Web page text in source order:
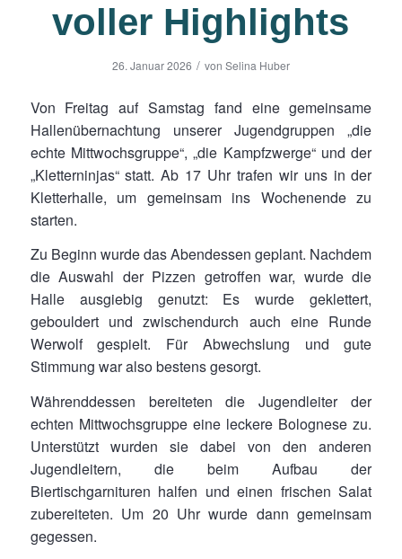
voller Highlights
26. Januar 2026 / von Selina Huber
Von Freitag auf Samstag fand eine gemeinsame
Hallenübernachtung unserer Jugendgruppen „die
echte Mittwochsgruppe“, „die Kampfzwerge“ und der
„Kletterninjas“ statt. Ab 17 Uhr trafen wir uns in der
Kletterhalle, um gemeinsam ins Wochenende zu
starten.
Zu Beginn wurde das Abendessen geplant. Nachdem
die Auswahl der Pizzen getroffen war, wurde die
Halle ausgiebig genutzt: Es wurde geklettert,
gebouldert und zwischendurch auch eine Runde
Werwolf gespielt. Für Abwechslung und gute
Stimmung war also bestens gesorgt.
Währenddessen bereiteten die Jugendleiter der
echten Mittwochsgruppe eine leckere Bolognese zu.
Unterstützt wurden sie dabei von den anderen
Jugendleitern, die beim Aufbau der
Biertischgarnituren halfen und einen frischen Salat
zubereiteten. Um 20 Uhr wurde dann gemeinsam
gegessen.